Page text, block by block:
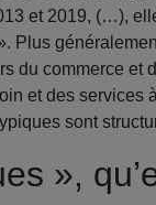
et 2019, (…),
Plus
du commerce et
et des services
sont
»,